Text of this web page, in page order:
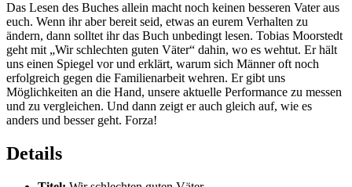
Das Lesen des Buches allein macht noch keinen besseren Vater aus
euch. Wenn ihr aber bereit seid, etwas an eurem Verhalten zu
ändern, dann solltet ihr das Buch unbedingt lesen. Tobias Moorstedt
geht mit „Wir schlechten guten Väter“ dahin, wo es wehtut. Er hält
uns einen Spiegel vor und erklärt, warum sich Männer oft noch
erfolgreich gegen die Familienarbeit wehren. Er gibt uns
Möglichkeiten an die Hand, unsere aktuelle Performance zu messen
und zu vergleichen. Und dann zeigt er auch gleich auf, wie es
anders und besser geht. Forza!
Details